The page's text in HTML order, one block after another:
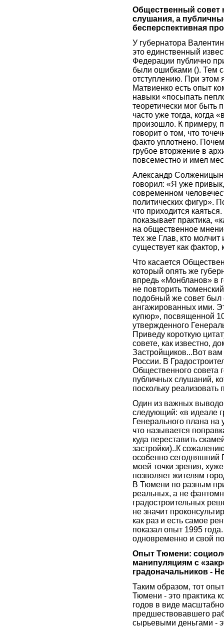
Общественный совет
слушания, а
бесперспективная
У губернатора
это единственный
Федерации публично
были ошибками (). Тем
отступлению. При этом
Матвиенко есть опыт
навыки «посыпать
теоретически мог быть
часто уже тогда, когда
произошло. К примеру,
говорит о том, что
факто уплотнено.
грубое вторжение в
повсеместно и имел
Александр
говорил: «Я уже
современном
политических фигур».
что приходится
показывает практика,
на общественное
тех же Глав, кто
существует как фактор,
Что касается
который опять же
впредь «Монбланов» в
не повторить
подобный же совет был
ангажированных ими.
купюр», посвященной
утвержденного
Приведу короткую
совете, как известно,
Застройщиков...Вот
России. В
Общественного совета
публичных слушаний,
поскольку
Один из важных
следующий: «в идеале
Генерального плана на
что называется
куда переставить
застройки)..К
особенно сегодняшний
моей точки зрения,
позволяет жителям
В Тюмени по разным
реальных, а не
градостроительных
не значит
как раз и есть самое
показал опыт 1995
одновременно и свой
Опыт Тюмени:
манипуляциям с
градоначальников -
Таким образом, тот
Тюмени - это практика
годов в виде
предшествовавшего
сырьевыми деньгами -